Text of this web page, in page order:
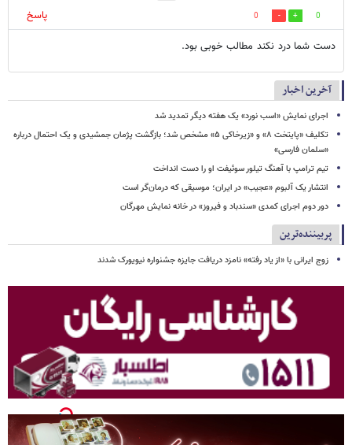
0
0
پاسخ
دست شما درد نکند مطالب خوبی بود.
آخرین اخبار
اجرای نمایش «اسب نورد» یک هفته دیگر تمدید شد
تکلیف «پایتخت ۸» و «زیرخاکی ۵» مشخص شد؛ بازگشت پژمان جمشیدی و یک احتمال درباره
«سلمان فارسی»
تیم ترامپ با آهنگ تیلور سوئیفت او را دست انداخت
انتشار یک آلبوم «عجیب» در ایران؛ موسیقی که درمان‌گر است
دور دوم اجرای کمدی «سندباد و فیروز» در خانه نمایش مهرگان
پربیننده‌ترین
زوج ایرانی با «از یاد رفته» نامزد دریافت جایزه جشنواره نیویورک شدند